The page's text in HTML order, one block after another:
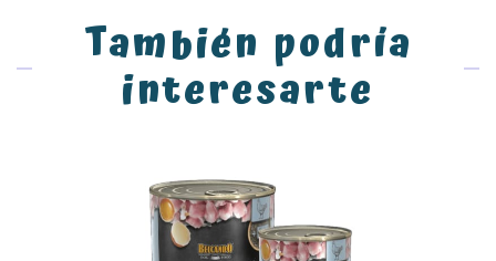
También podría
interesarte